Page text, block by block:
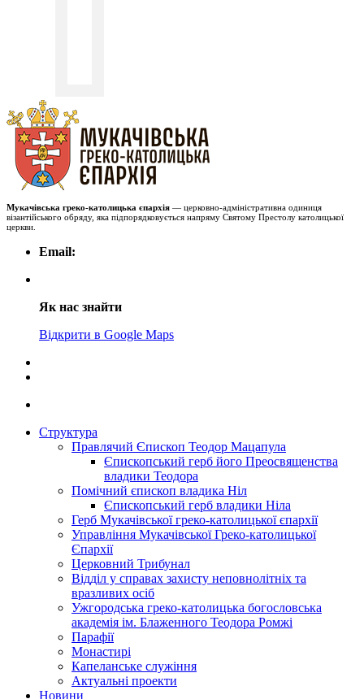
Мукачівська греко-католицька єпархія — церковно-адміністративна одиниця
візантійського обряду, яка підпорядковується напряму Святому Престолу католицької
церкви.
Email:
Як нас знайти
Відкрити в Google Maps
Структура
Правлячий Єпископ Теодор Мацапула
Єпископський герб його Преосвященства
владики Теодора
Помічний єпископ владика Ніл
Єпископський герб владики Ніла
Герб Мукачівської греко-католицької єпархії
Управління Мукачівської Греко-католицької
Єпархії
Церковний Трибунал
Відділ у справах захисту неповнолітніх та
вразливих осіб
Ужгородська греко-католицька богословська
академія ім. Блаженного Теодора Ромжі
Парафії
Монастирі
Капеланське служіння
Актуальні проекти
Новини